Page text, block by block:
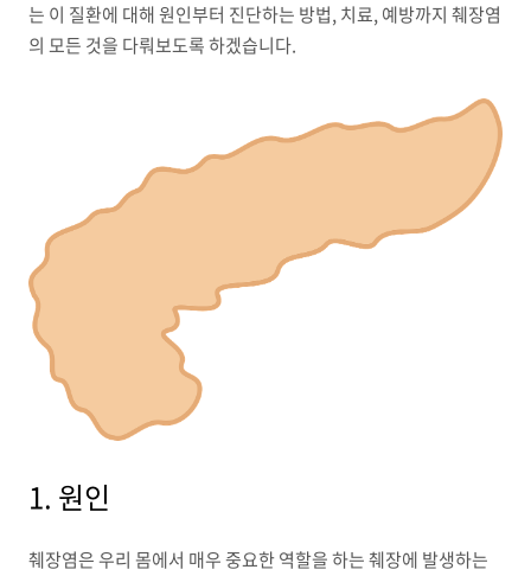
는 이 질환에 대해 원인부터 진단하는 방법, 치료, 예방까지 췌장염
의 모든 것을 다뤄보도록 하겠습니다.
1. 원인
췌장염은 우리 몸에서 매우 중요한 역할을 하는 췌장에 발생하는